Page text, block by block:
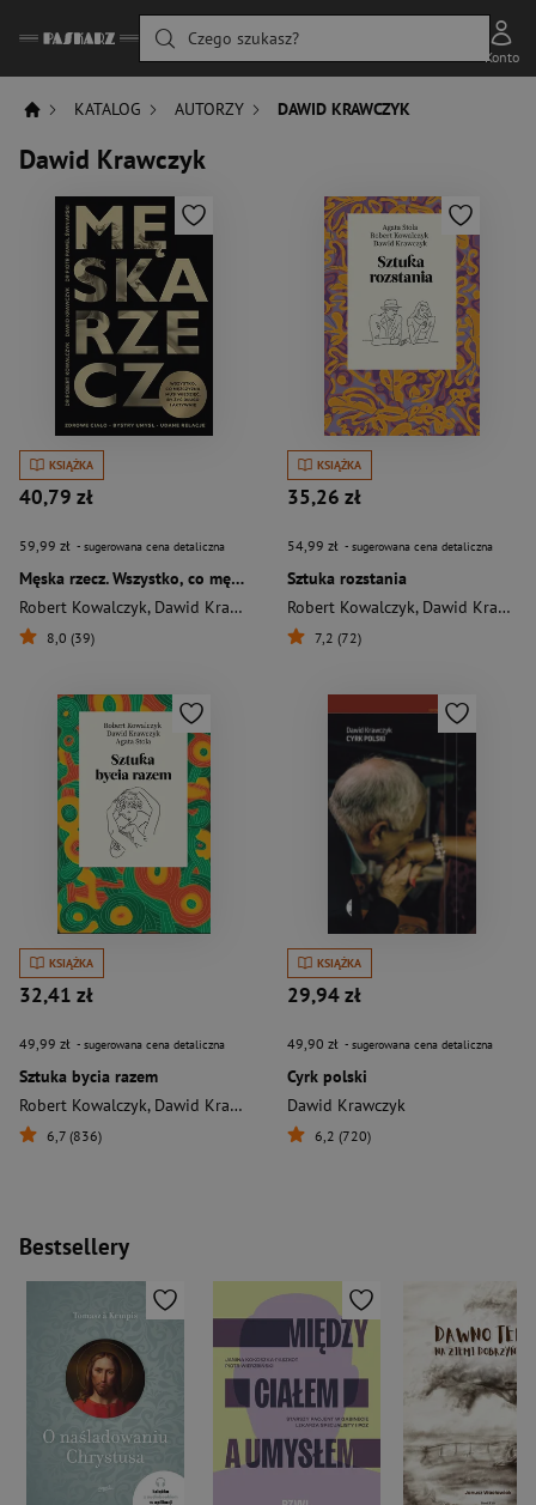
Czego szukasz?
Konto
KATALOG AUTORZY DAWID KRAWCZYK
Dawid Krawczyk
KSIĄŻKA
40,79 zł
59,99 zł - sugerowana cena detaliczna
Męska rzecz. Wszystko, co mężczyzna musi wiedzieć, by żyć długo i aktywnie
Robert Kowalczyk, Dawid Krawczyk Piotr Paweł Świniarski
8,0 (39)
KSIĄŻKA
35,26 zł
54,99 zł - sugerowana cena detaliczna
Sztuka rozstania
Robert Kowalczyk, Dawid Krawczyk
7,2 (72)
KSIĄŻKA
32,41 zł
49,99 zł - sugerowana cena detaliczna
Sztuka bycia razem
Robert Kowalczyk, Dawid Krawczyk Agata Stola,Robert Kowalczyk
6,7 (836)
KSIĄŻKA
29,94 zł
49,90 zł - sugerowana cena detaliczna
Cyrk polski
Dawid Krawczyk
6,2 (720)
Bestsellery